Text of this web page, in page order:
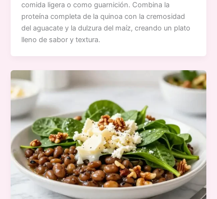
comida ligera o como guarnición. Combina la
proteína completa de la quinoa con la cremosidad
del aguacate y la dulzura del maíz, creando un plato
lleno de sabor y textura.